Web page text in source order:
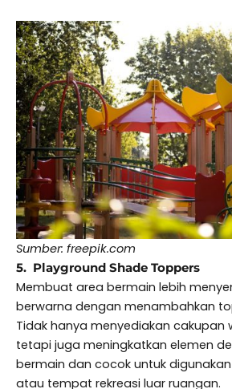
Sumber: freepik.com
5. Playground Shade Toppers
Membuat area bermain lebih
berwarna dengan menambahkan
Tidak hanya menyediakan cakupan
tetapi juga meningkatkan elemen
bermain dan cocok untuk
atau tempat rekreasi luar ruangan.